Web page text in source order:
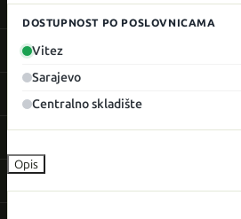
DOSTUPNOST PO POSLOVNICAMA
Vitez
Sarajevo
Centralno skladište
Opis